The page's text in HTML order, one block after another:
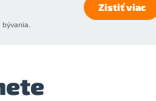
bývania.
Zistiť viac